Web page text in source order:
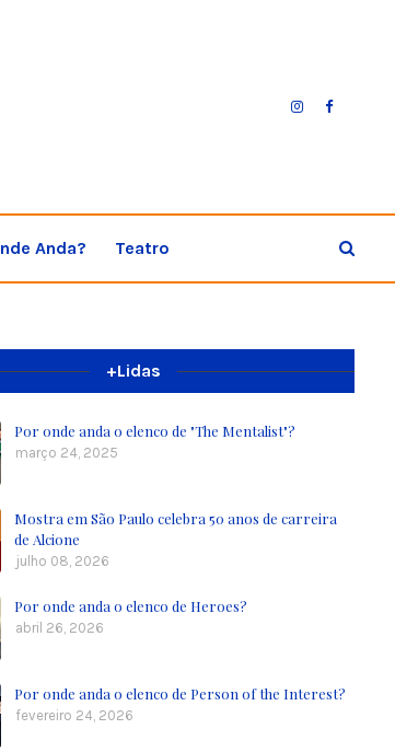
Anda? Teatro
+Lidas
Por onde anda o elenco de "The Mentalist"?
março 24, 2025
Mostra em São Paulo celebra 50 anos de carreira
de Alcione
julho 08, 2026
Por onde anda o elenco de Heroes?
abril 26, 2026
Por onde anda o elenco de Person of the Interest?
fevereiro 24, 2026